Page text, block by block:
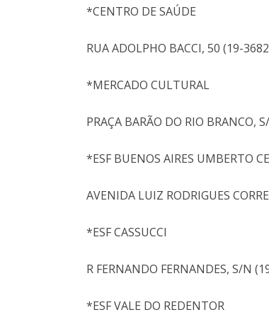
*CENTRO DE SAÚDE
RUA ADOLPHO BACCI, 50 (19-
*MERCADO CULTURAL
PRAÇA BARÃO DO RIO BRANCO,
*ESF BUENOS AIRES UMBERTO
AVENIDA LUIZ RODRIGUES
*ESF CASSUCCI
R FERNANDO FERNANDES, S/N
*ESF VALE DO REDENTOR